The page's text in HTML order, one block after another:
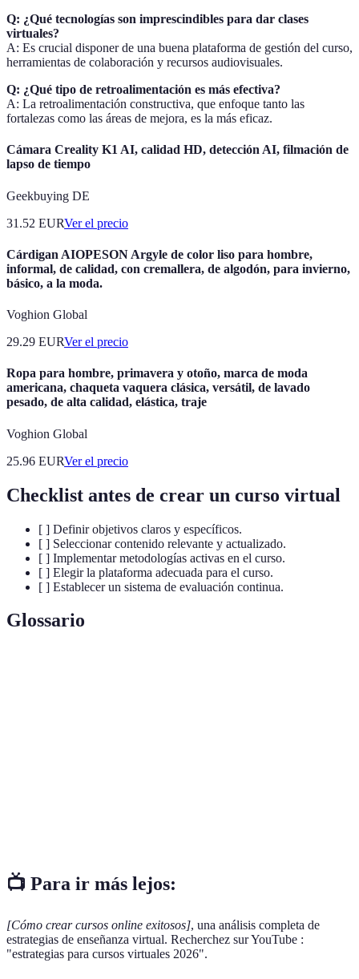
Q: ¿Qué tecnologías son imprescindibles para dar clases
virtuales?
A: Es crucial disponer de una buena plataforma de gestión del curso,
herramientas de colaboración y recursos audiovisuales.
Q: ¿Qué tipo de retroalimentación es más efectiva?
A: La retroalimentación constructiva, que enfoque tanto las
fortalezas como las áreas de mejora, es la más eficaz.
Cámara Creality K1 AI, calidad HD, detección AI, filmación de
lapso de tiempo
Geekbuying DE
31.52 EURVer el precio
Cárdigan AIOPESON Argyle de color liso para hombre,
informal, de calidad, con cremallera, de algodón, para invierno,
básico, a la moda.
Voghion Global
29.29 EURVer el precio
Ropa para hombre, primavera y otoño, marca de moda
americana, chaqueta vaquera clásica, versátil, de lavado
pesado, de alta calidad, elástica, traje
Voghion Global
25.96 EURVer el precio
Checklist antes de crear un curso virtual
[ ] Definir objetivos claros y específicos.
[ ] Seleccionar contenido relevante y actualizado.
[ ] Implementar metodologías activas en el curso.
[ ] Elegir la plataforma adecuada para el curso.
[ ] Establecer un sistema de evaluación continua.
Glossario
📺 Para ir más lejos:
[Cómo crear cursos online exitosos], una análisis completa de
estrategias de enseñanza virtual. Recherchez sur YouTube :
"estrategias para cursos virtuales 2026".